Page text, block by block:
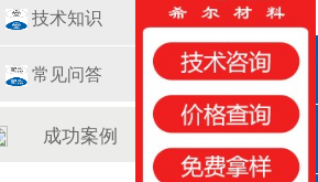
技术知识
常见问答
成功案例
QQ咨询
咨询热线